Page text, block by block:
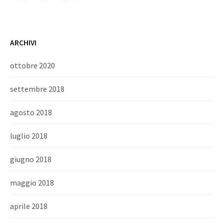
ARCHIVI
ottobre 2020
settembre 2018
agosto 2018
luglio 2018
giugno 2018
maggio 2018
aprile 2018